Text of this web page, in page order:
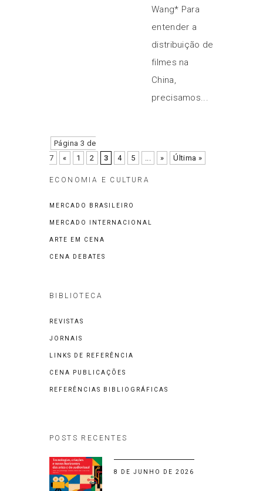
Wang* Para
entender a
distribuição de
filmes na
China,
precisamos...
Página 3 de
7
« 1 2 3 4 5 ... » Última »
ECONOMIA E CULTURA
MERCADO BRASILEIRO
MERCADO INTERNACIONAL
ARTE EM CENA
CENA DEBATES
BIBLIOTECA
REVISTAS
JORNAIS
LINKS DE REFERÊNCIA
CENA PUBLICAÇÕES
REFERÊNCIAS BIBLIOGRÁFICAS
POSTS RECENTES
8 DE JUNHO DE 2026